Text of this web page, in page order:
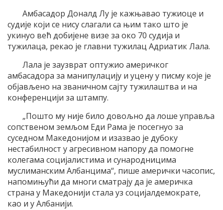
Амбасадор Доналд Лу је кажњавао тужиоце и
судије који се нису слагали са њим тако што је
укинуо већ добијене визе за око 70 судија и
тужилаца, рекао је главни тужилац Адриатик Лала.
Лала је заузврат оптужио америчког
амбасадора за манипулацију и уцену у писму које је
објављено на званичном сајту тужилаштва и на
конференцији за штампу.
„Пошто му није било довољно да лоше управља
сопственом земљом Еди Рама је посегнуо за
суседном Македонијом и изазвао је дубоку
нестабилност у агресивном напору да помогне
колегама социјалистима и сународницима
муслиманским Албанцима“, пише амерички часопис,
напомињући да многи сматрају да је америчка
страна у Македонији стала уз социјалдемократе,
као и у Албанији.